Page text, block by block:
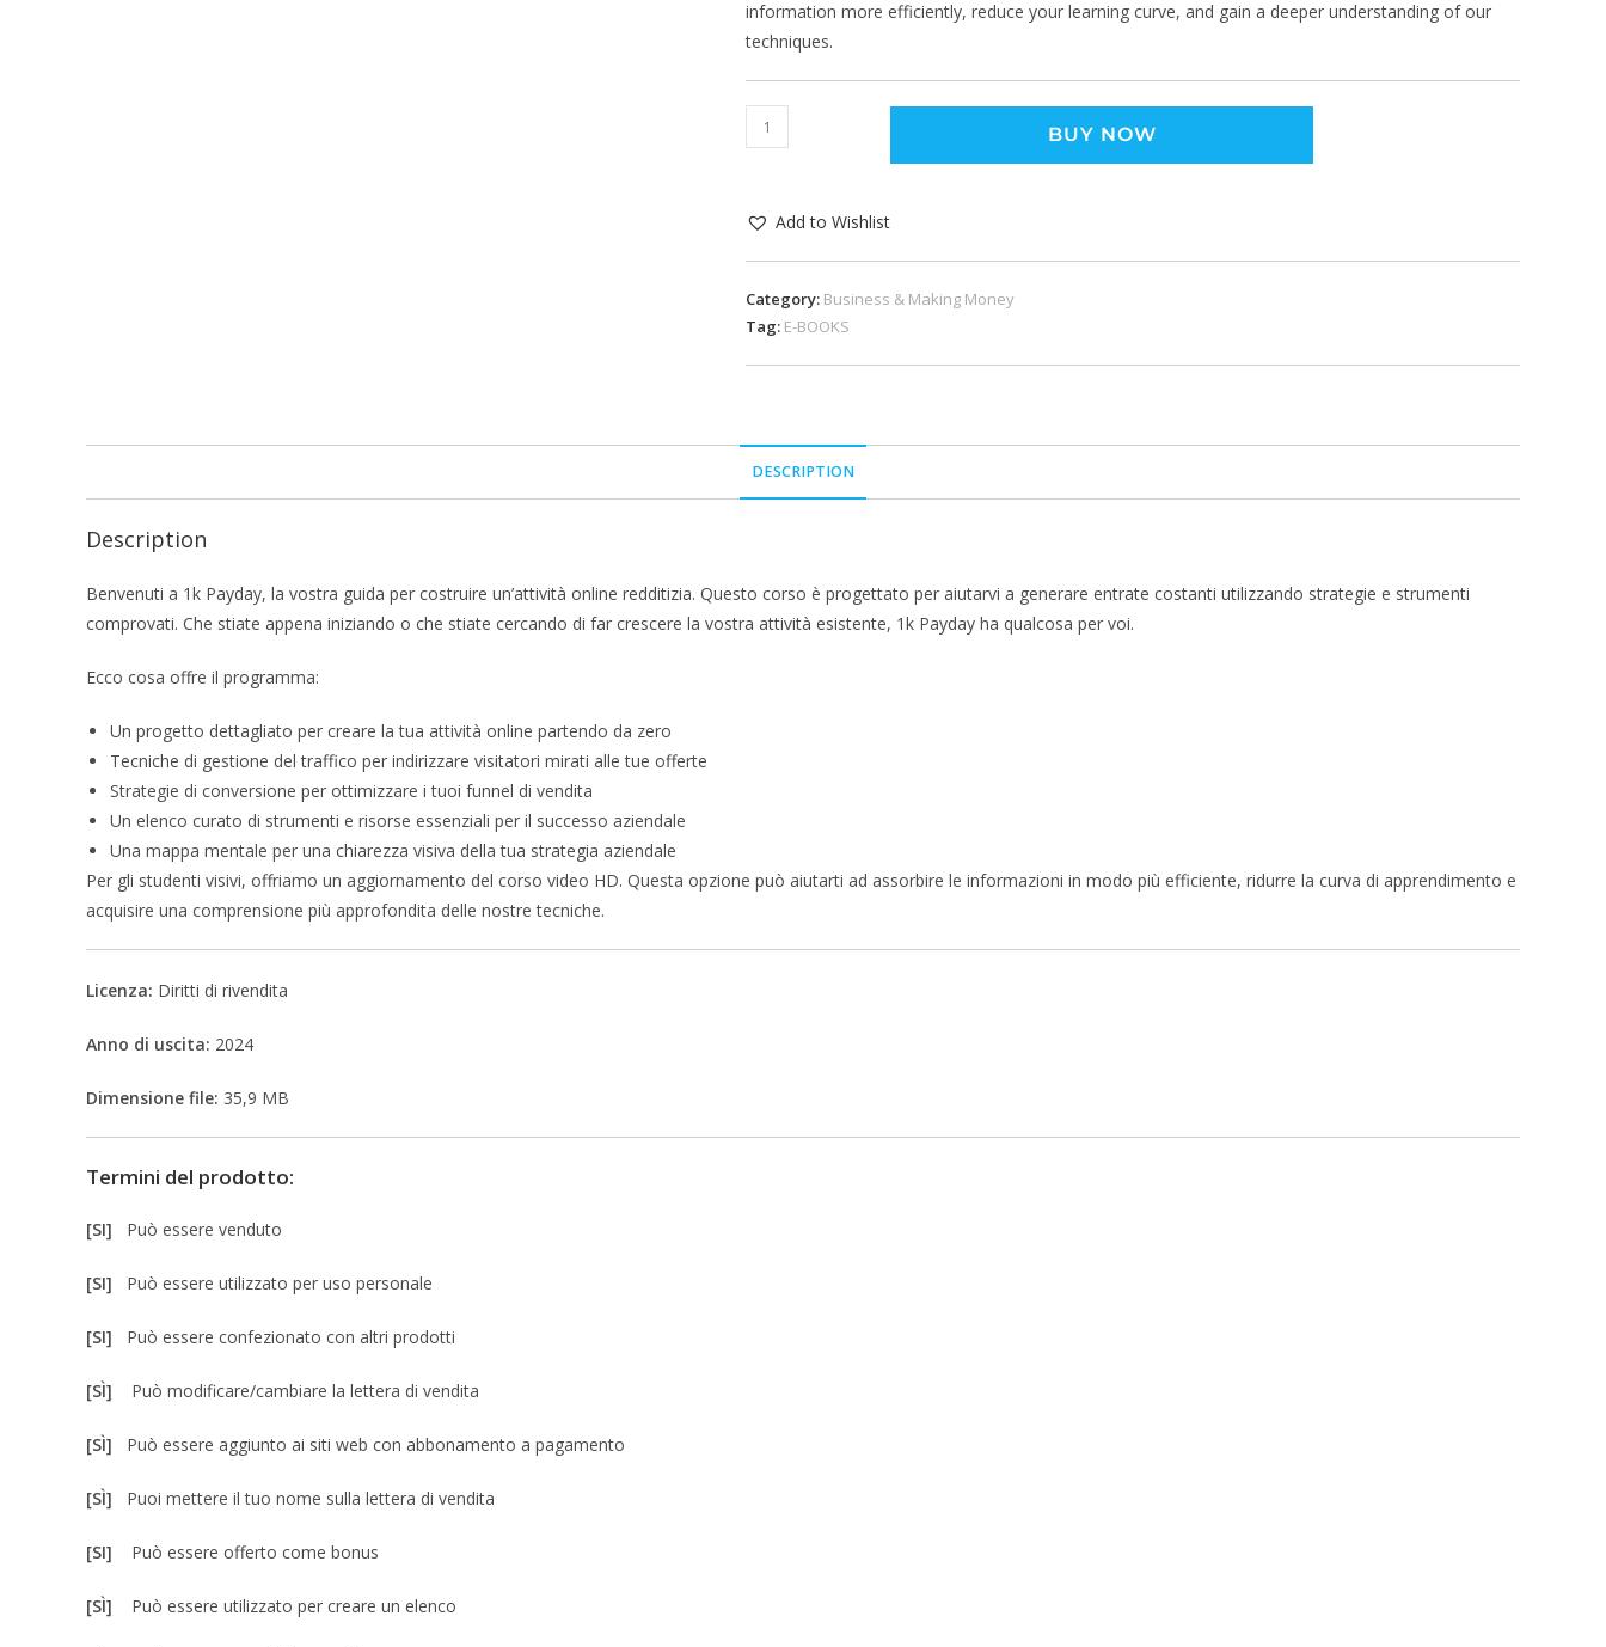
information more efficiently, reduce your learning curve, and gain a deeper understanding of our
techniques.
BUY NOW
Add to Wishlist
Category: Business & Making Money
Tag: E-BOOKS
DESCRIPTION
Description
Benvenuti a 1k Payday, la vostra guida per costruire un’attività online redditizia. Questo corso è progettato per aiutarvi a generare entrate costanti utilizzando strategie e strumenti
comprovati. Che stiate appena iniziando o che stiate cercando di far crescere la vostra attività esistente, 1k Payday ha qualcosa per voi.
Ecco cosa offre il programma:
Un progetto dettagliato per creare la tua attività online partendo da zero
Tecniche di gestione del traffico per indirizzare visitatori mirati alle tue offerte
Strategie di conversione per ottimizzare i tuoi funnel di vendita
Un elenco curato di strumenti e risorse essenziali per il successo aziendale
Una mappa mentale per una chiarezza visiva della tua strategia aziendale
Per gli studenti visivi, offriamo un aggiornamento del corso video HD. Questa opzione può aiutarti ad assorbire le informazioni in modo più efficiente, ridurre la curva di apprendimento e
acquisire una comprensione più approfondita delle nostre tecniche.
Licenza: Diritti di rivendita
Anno di uscita: 2024
Dimensione file: 35,9 MB
Termini del prodotto:
[SI] Può essere venduto
[SI] Può essere utilizzato per uso personale
[SI] Può essere confezionato con altri prodotti
[SÌ] Può modificare/cambiare la lettera di vendita
[SÌ] Può essere aggiunto ai siti web con abbonamento a pagamento
[SÌ] Puoi mettere il tuo nome sulla lettera di vendita
[SI] Può essere offerto come bonus
[SÌ] Può essere utilizzato per creare un elenco